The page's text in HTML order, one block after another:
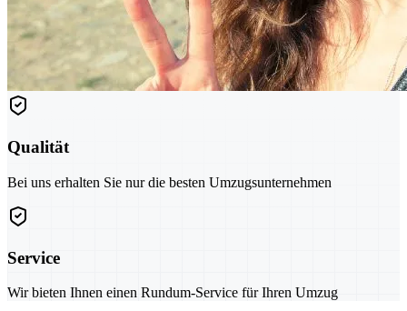
Qualität
Bei uns erhalten Sie nur die besten Umzugsunternehmen
Service
Wir bieten Ihnen einen Rundum-Service für Ihren Umzug